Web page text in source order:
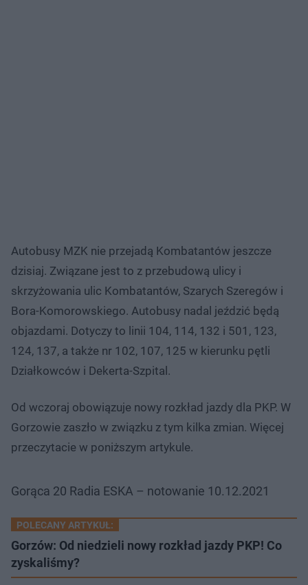
Autobusy MZK nie przejadą Kombatantów jeszcze
dzisiaj. Związane jest to z przebudową ulicy i
skrzyżowania ulic Kombatantów, Szarych Szeregów i
Bora-Komorowskiego. Autobusy nadal jeździć będą
objazdami. Dotyczy to linii 104, 114, 132 i 501, 123,
124, 137, a także nr 102, 107, 125 w kierunku pętli
Działkowców i Dekerta-Szpital.
Od wczoraj obowiązuje nowy rozkład jazdy dla PKP. W
Gorzowie zaszło w związku z tym kilka zmian. Więcej
przeczytacie w poniższym artykule.
Gorąca 20 Radia ESKA – notowanie 10.12.2021
POLECANY ARTYKUŁ:
Gorzów: Od niedzieli nowy rozkład jazdy PKP! Co
zyskaliśmy?